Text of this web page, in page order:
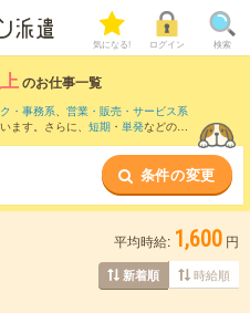
気になる! ログイン 検索
のお仕事一覧
・事務系、 営業・販売・サービス系
ます。さらに、 短期 ・ 単発などの期
条件の変更
平均時給: 1,600 円
新着順 時給順